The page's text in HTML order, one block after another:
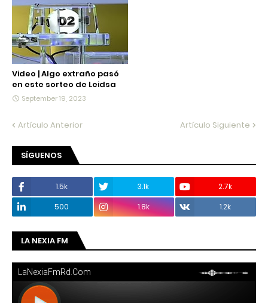
Video | Algo extraño pasó
en este sorteo de Leidsa
September 19, 2023
Artículo Anterior Artículo Siguiente
SÍGUENOS
1.5k 3.1k
2.7k
500
1.8k 1.2k
LA NEXIA FM